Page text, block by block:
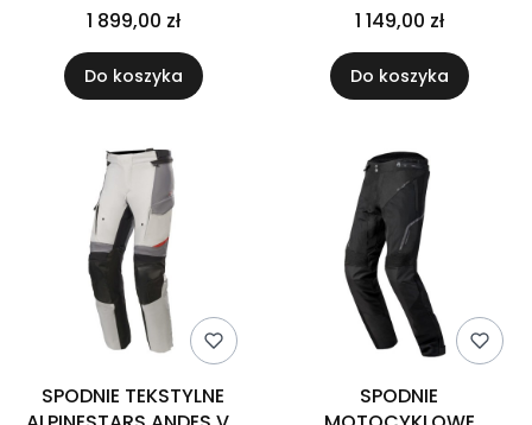
1 899,00 zł
Do koszyka
1 149,00 zł
Do koszyka
SPODNIE TEKSTYLNE
SPODNIE